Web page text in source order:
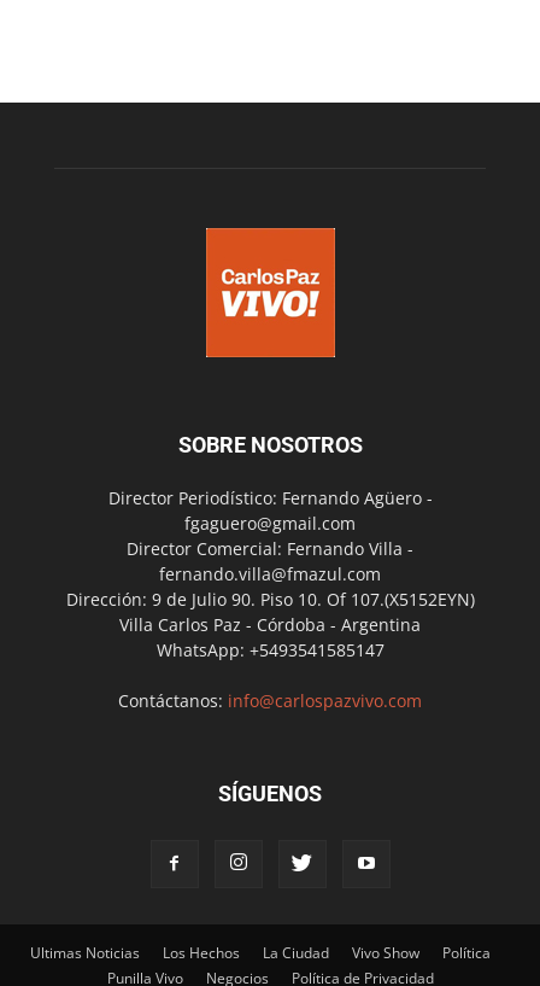
SOBRE NOSOTROS
Director Periodístico: Fernando Agüero -
fgaguero@gmail.com
Director Comercial: Fernando Villa -
fernando.villa@fmazul.com
Dirección: 9 de Julio 90. Piso 10. Of 107.(X5152EYN)
Villa Carlos Paz - Córdoba - Argentina
WhatsApp: +5493541585147
Contáctanos: info@carlospazvivo.com
SÍGUENOS
Ultimas Noticias Los Hechos La Ciudad Vivo Show
Política
Punilla Vivo
Negocios Política de Privacidad